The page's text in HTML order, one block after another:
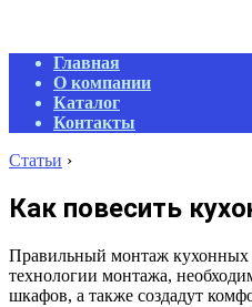
Primary
Navigation
Menu
Главная
О компании
Каталог
Контакты
Статьи ›
Как повесить
Правильный монтаж кухонных
технологии монтажа,
шкафов, а также создадут